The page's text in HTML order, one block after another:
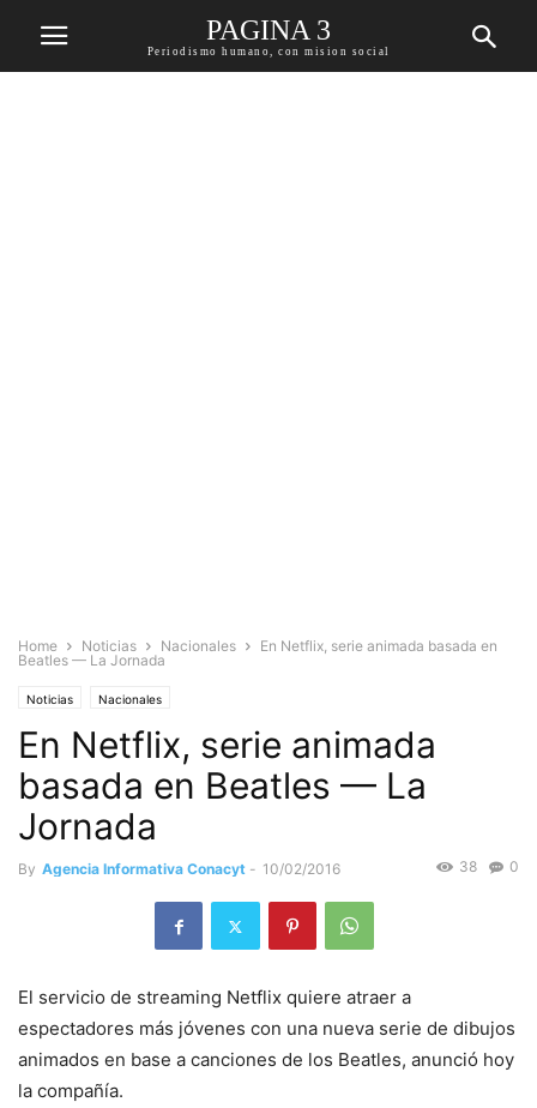
PAGINA 3
Periodismo humano, con mision social
Home Noticias Nacionales
En Netflix, serie animada basada en
Beatles — La Jornada
Noticias Nacionales
En Netflix, serie animada
basada en Beatles — La
Jornada
By Agencia Informativa Conacyt - 10/02/2016 0
38
El servicio de streaming Netflix quiere atraer a
espectadores más jóvenes con una nueva serie de dibujos
animados en base a canciones de los Beatles, anunció hoy
la compañía.